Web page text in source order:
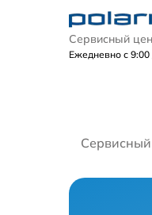
Сервисный
Ежедневно с 9:00